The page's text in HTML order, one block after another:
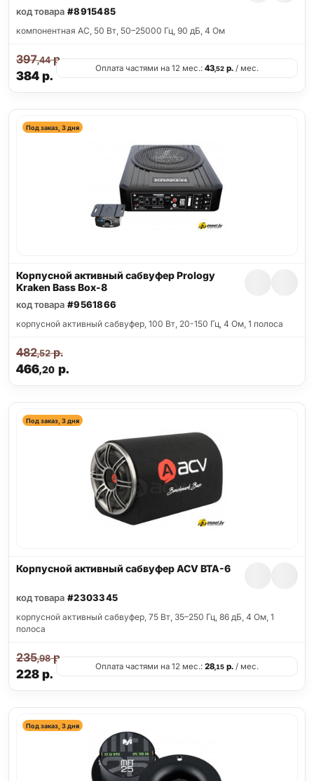
код товара #8915485
компонентная АС, 50 Вт, 50–25000 Гц, 90 дБ, 4 Ом
384р.
397,44р.
Оплата частями на 12 мес.: 43,52р./ мес.
Под заказ, 3 дня
Корпусной активный сабвуфер Prology
Kraken Bass Box-8
код товара #9561866
корпусной активный сабвуфер, 100 Вт, 20-150 Гц, 4 Ом, 1 полоса
466,20р.
482,52р.
Под заказ, 3 дня
Корпусной активный сабвуфер ACV BTA-6
код товара #2303345
корпусной активный сабвуфер, 75 Вт, 35–250 Гц, 86 дБ, 4 Ом, 1
полоса
228р.
235,98р.
Оплата частями на 12 мес.: 28,15р./ мес.
Под заказ, 3 дня